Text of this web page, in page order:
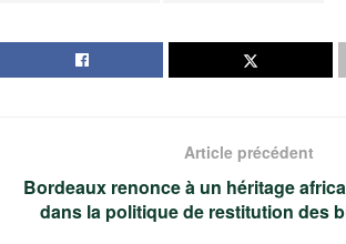
Article précédent
Bordeaux renonce à un héritage
dans la politique de restitution des